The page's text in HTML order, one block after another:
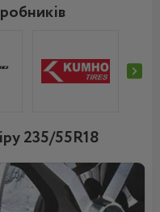
235/55R18